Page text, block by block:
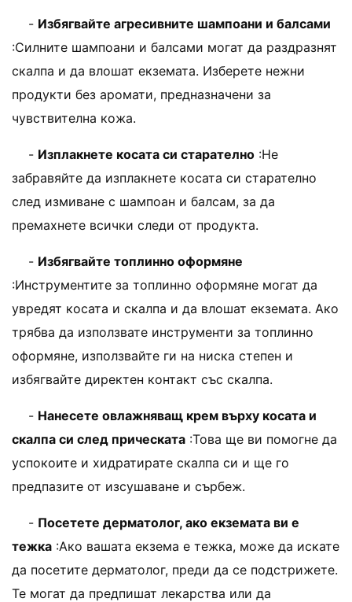
- Избягвайте агресивните шампоани и балсами
:Силните шампоани и балсами могат да раздразнят
скалпа и да влошат екземата. Изберете нежни
продукти без аромати, предназначени за
чувствителна кожа.
- Изплакнете косата си старателно :Не
забравяйте да изплакнете косата си старателно
след измиване с шампоан и балсам, за да
премахнете всички следи от продукта.
- Избягвайте топлинно оформяне
:Инструментите за топлинно оформяне могат да
увредят косата и скалпа и да влошат екземата. Ако
трябва да използвате инструменти за топлинно
оформяне, използвайте ги на ниска степен и
избягвайте директен контакт със скалпа.
- Нанесете овлажняващ крем върху косата и
скалпа си след прическата :Това ще ви помогне да
успокоите и хидратирате скалпа си и ще го
предпазите от изсушаване и сърбеж.
- Посетете дерматолог, ако екземата ви е
тежка :Ако вашата екзема е тежка, може да искате
да посетите дерматолог, преди да се подстрижете.
Те могат да предпишат лекарства или да